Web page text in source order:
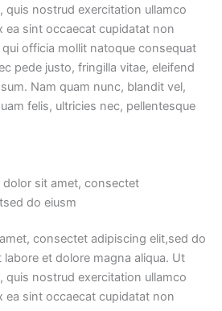
quis nostrud exercitation ullamco
ea sint occaecat cupidatat non
officia mollit natoque consequat
pede justo, fringilla vitae, eleifend
Nam quam nunc, blandit vel,
felis, ultricies nec, pellentesque
dolor sit amet, consectet
do eiusm
consectet adipiscing elit,sed do
et dolore magna aliqua. Ut
quis nostrud exercitation ullamco
ea sint occaecat cupidatat non